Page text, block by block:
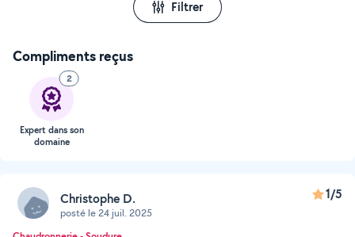
Filtrer
Compliments reçus
2
Expert dans son
domaine
Christophe D.
posté le 24 juil. 2025
1/5